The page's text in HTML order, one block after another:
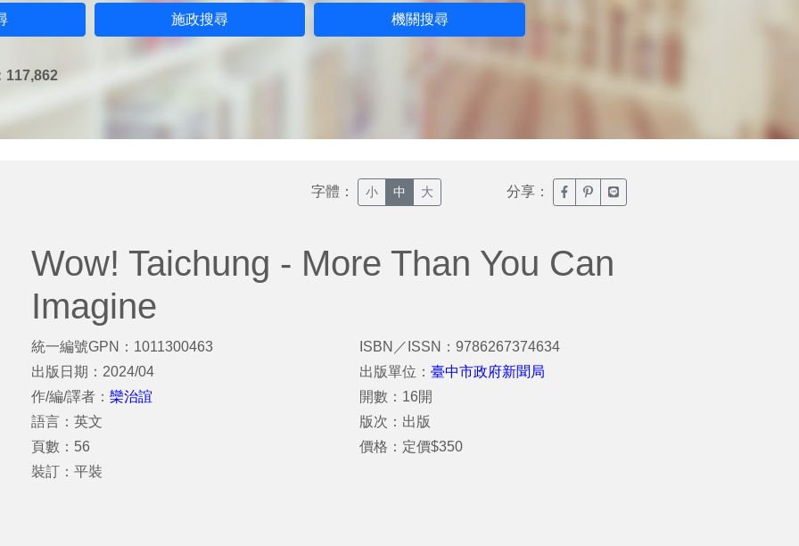
施政搜尋 機關搜尋
117,862
字體： 小 中 大 分享： 臉書分享(另開新視窗)
噗浪分享(另開新視窗)
Line分享(另開新視窗)
Wow! Taichung - More Than You Can
Imagine
統一編號GPN：1011300463
出版日期：2024/04
作/編/譯者： 欒治誼
語言：英文
頁數：56
裝訂：平裝
ISBN／ISSN：9786267374634
出版單位：臺中市政府新聞局
開數：16開
版次：出版
價格：定價$350